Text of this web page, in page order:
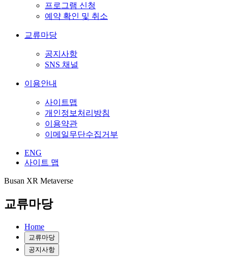
프로그램 신청
예약 확인 및 취소
교류마당
공지사항
SNS 채널
이용안내
사이트맵
개인정보처리방침
이용약관
이메일무단수집거부
ENG
사이트 맵
Busan XR Metaverse
교류마당
Home
교류마당
공지사항